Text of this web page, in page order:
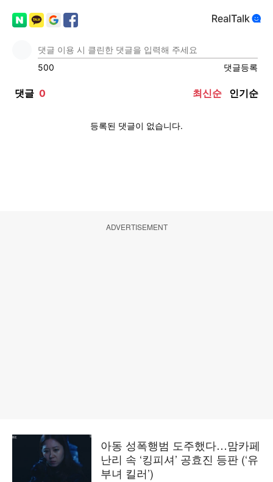
ADVERTISEMENT
아동 성폭행범 도주했다…맘카페
난리 속 ‘킹피셔’ 공효진 등판 (‘유
부녀 킬러’)